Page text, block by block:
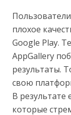
плохое
Google Play.
AppGallery
результаты.
свою
В результате
которые